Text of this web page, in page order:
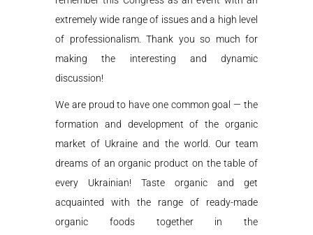
extremely wide range of issues and a high level
of professionalism. Thank you so much for
making the interesting and dynamic
discussion!
We are proud to have one common goal— the
formation and development of the organic
market of Ukraine and the world. Our team
dreams of an organic product on the table of
every Ukrainian! Taste organic and get
acquainted with the range of ready-made
organic foods together in the